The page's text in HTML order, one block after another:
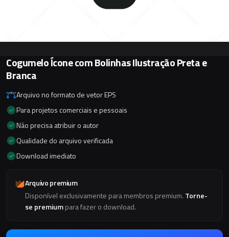
Cogumelo Ícone com Bolinhas Ilustração Preta e
Branca
Arquivo no formato de vetor EPS
Para projetos comerciais e pessoais
Não precisa atribuir o autor
Qualidade do arquivo verificada
Download imediato
Arquivo premium
Disponível exclusivamente para membros premium. Torne-
se premiumpara fazer o download.